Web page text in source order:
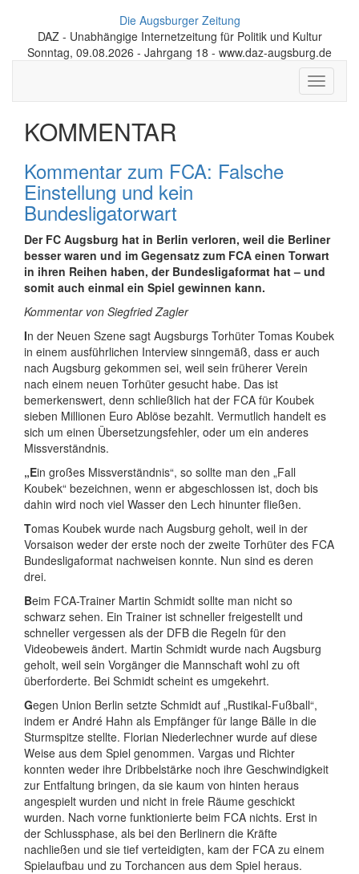
Die Augsburger Zeitung
DAZ - Unabhängige Internetzeitung für Politik und Kultur
Sonntag, 09.08.2026 - Jahrgang 18 - www.daz-augsburg.de
Toggle
KOMMENTAR
Kommentar zum FCA: Falsche
Einstellung und kein
Bundesligatorwart
Der FC Augsburg hat in Berlin verloren, weil die Berliner
besser waren und im Gegensatz zum FCA einen Torwart
in ihren Reihen haben, der Bundesligaformat hat – und
somit auch einmal ein Spiel gewinnen kann.
Kommentar von Siegfried Zagler
In der Neuen Szene sagt Augsburgs Torhüter Tomas Koubek
in einem ausführlichen Interview sinngemäß, dass er auch
nach Augsburg gekommen sei, weil sein früherer Verein
nach einem neuen Torhüter gesucht habe. Das ist
bemerkenswert, denn schließlich hat der FCA für Koubek
sieben Millionen Euro Ablöse bezahlt. Vermutlich handelt es
sich um einen Übersetzungsfehler, oder um ein anderes
Missverständnis.
„Ein großes Missverständnis“, so sollte man den „Fall
Koubek“ bezeichnen, wenn er abgeschlossen ist, doch bis
dahin wird noch viel Wasser den Lech hinunter fließen.
Tomas Koubek wurde nach Augsburg geholt, weil in der
Vorsaison weder der erste noch der zweite Torhüter des FCA
Bundesligaformat nachweisen konnte. Nun sind es deren
drei.
Beim FCA-Trainer Martin Schmidt sollte man nicht so
schwarz sehen. Ein Trainer ist schneller freigestellt und
schneller vergessen als der DFB die Regeln für den
Videobeweis ändert. Martin Schmidt wurde nach Augsburg
geholt, weil sein Vorgänger die Mannschaft wohl zu oft
überforderte. Bei Schmidt scheint es umgekehrt.
Gegen Union Berlin setzte Schmidt auf „Rustikal-Fußball“,
indem er André Hahn als Empfänger für lange Bälle in die
Sturmspitze stellte. Florian Niederlechner wurde auf diese
Weise aus dem Spiel genommen. Vargas und Richter
konnten weder ihre Dribbelstärke noch ihre Geschwindigkeit
zur Entfaltung bringen, da sie kaum von hinten heraus
angespielt wurden und nicht in freie Räume geschickt
wurden. Nach vorne funktionierte beim FCA nichts. Erst in
der Schlussphase, als bei den Berlinern die Kräfte
nachließen und sie tief verteidigten, kam der FCA zu einem
Spielaufbau und zu Torchancen aus dem Spiel heraus.